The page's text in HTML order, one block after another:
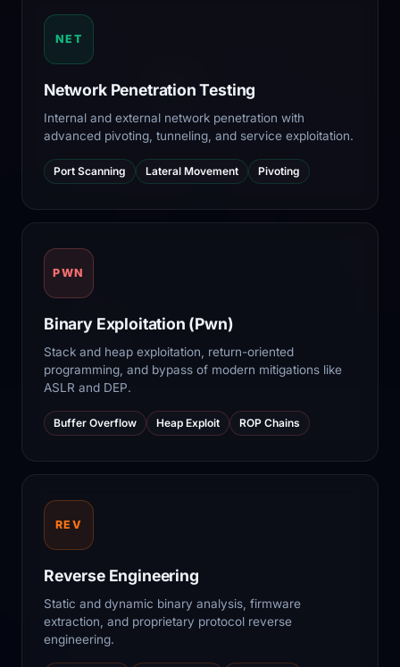
NET
Network Penetration Testing
Internal and external network penetration with
advanced pivoting, tunneling, and service exploitation.
Port Scanning Lateral Movement Pivoting
PWN
Binary Exploitation (Pwn)
Stack and heap exploitation, return-oriented
programming, and bypass of modern mitigations like
ASLR and DEP.
Buffer Overflow Heap Exploit ROP Chains
REV
Reverse Engineering
Static and dynamic binary analysis, firmware
extraction, and proprietary protocol reverse
engineering.